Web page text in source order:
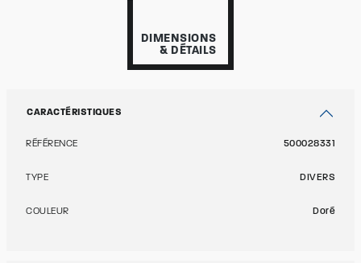
DIMENSIONS
& DÉTAILS
CARACTÉRISTIQUES
RÉFÉRENCE 500028331
TYPE DIVERS
COULEUR Doré